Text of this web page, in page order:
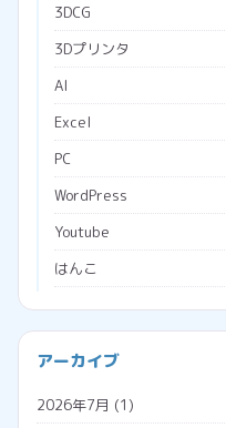
3DCG
3Dプリンタ
AI
Excel
PC
WordPress
Youtube
はんこ
メタバース
会社経営
勤怠管理システム
アーカイブ
2026年7月 (1)